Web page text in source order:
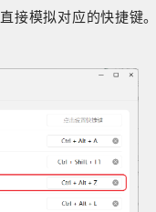
接模拟对应的快捷键。